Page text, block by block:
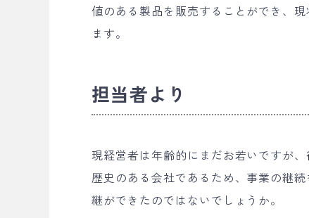
値のある製品を販売することができ、
ます。
担当者より
現経営者は年齢的にまだお若いですが
歴史のある会社であるため、事業の継
継ができたのではないでしょうか。